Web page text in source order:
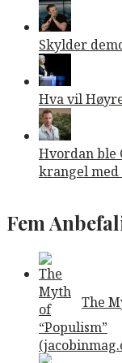
Skylder
Hva vil
Hvordan ble
krangel med
Fem
The